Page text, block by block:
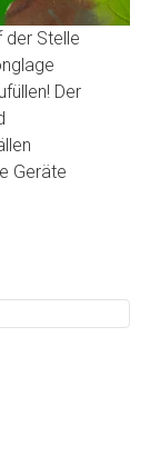
der Stelle
Der
Geräte